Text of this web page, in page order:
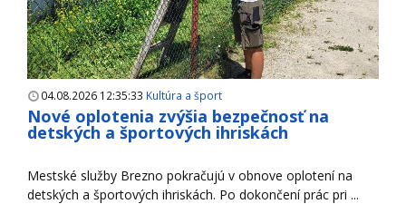
04.08.2026 12:35:33 Kultúra a šport
Nové oplotenia zvýšia bezpečnosť na
detských a športových ihriskách
Mestské služby Brezno pokračujú v obnove oplotení na
detských a športových ihriskách. Po dokončení prác pri ...